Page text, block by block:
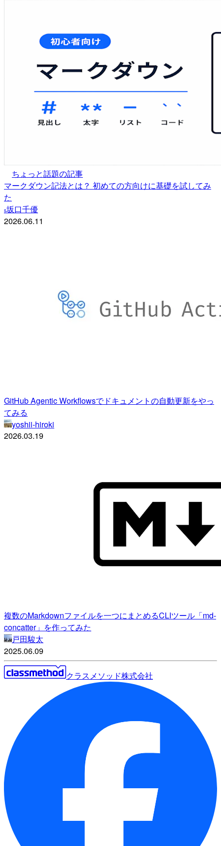
ちょっと話題の記事
マークダウン記法とは？ 初めての方向けに基礎を試してみ
た
s坂口千優
2026.06.11
GitHub Agentic Workflowsでドキュメントの自動更新をやっ
てみる
yoshii-hiroki
2026.03.19
複数のMarkdownファイルを一つにまとめるCLIツール「md-
concatter」を作ってみた
戸田駿太
2025.06.09
クラスメソッド株式会社